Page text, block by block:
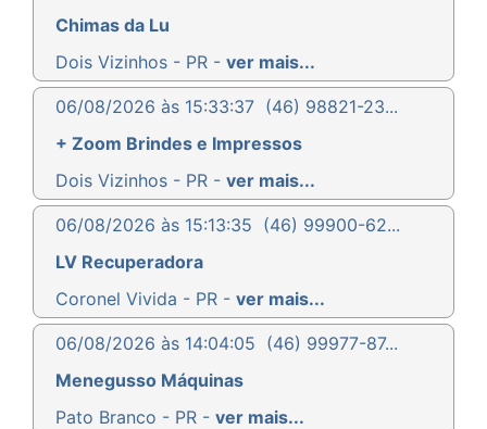
Chimas da Lu
Dois Vizinhos - PR - ver mais...
06/08/2026 às 15:33:37 (46) 98821-23...
+ Zoom Brindes e Impressos
Dois Vizinhos - PR - ver mais...
06/08/2026 às 15:13:35 (46) 99900-62...
LV Recuperadora
Coronel Vivida - PR - ver mais...
06/08/2026 às 14:04:05 (46) 99977-87...
Menegusso Máquinas
Pato Branco - PR - ver mais...